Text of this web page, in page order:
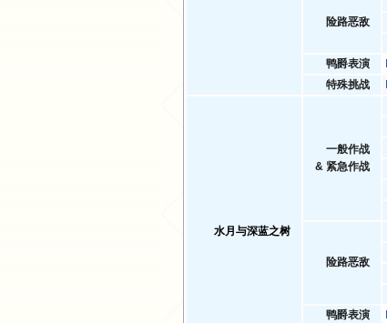
险路恶敌
鸭爵表演
特殊挑战
水月与深蓝之树
一般作战
& 紧急作战
险路恶敌
鸭爵表演